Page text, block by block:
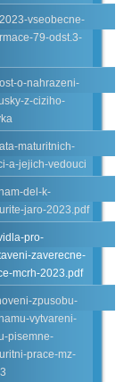
vseobecne-
79-odst.3-
o-nahrazeni-
z-ciziho-
maturitnich-
a-jejich-vedouci
del-k-
jaro-2023.pdf
pro-
zaverecne-
mcrh-2023.pdf
zpusobu-
vytvareni-
pisemne-
prace-mz-